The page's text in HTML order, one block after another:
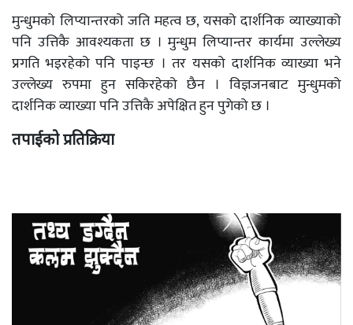
मुन्धुमको लिप्यान्तरको जति महत्व छ, यसको दार्शनिक व्याख्याको
पनि उत्तिकै आवश्यकता छ । मुन्धुम लिप्यान्तर कार्यमा उल्लेख्य
प्रगति भइरहेको पनि पाइन्छ । तर यसको दार्शनिक व्याख्या भने
उल्लेख्य रुपमा हुन सकिरहेको छैन । विज्ञजनबाट मुन्धुमको
दार्शनिक व्याख्या पनि उत्तिकै अपेक्षित हुन पुगेको छ ।
तपाईको प्रतिक्रिया